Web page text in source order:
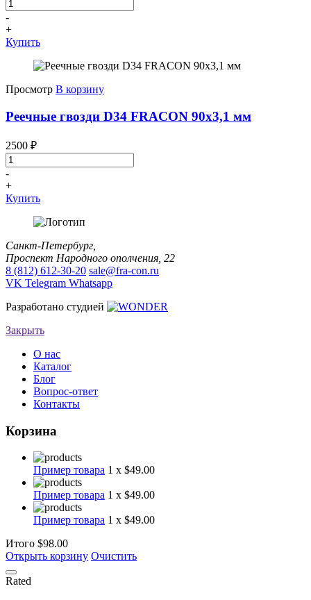
-
+
Купить
Просмотр В корзину
Реечные гвозди D34 FRACON 90x3,1 мм
2500 ₽
-
+
Купить
Санкт-Петербург,
Проспект Народного ополчения, 22
8 (812) 612-30-20 sale@fra-con.ru
VK Telegram Whatsapp
Разработано студией
Закрыть
О нас
Каталог
Блог
Вопрос-ответ
Контакты
Корзина
Пример товара 1 x $49.00
Пример товара 1 x $49.00
Пример товара 1 x $49.00
Итого $98.00
Открыть корзину Очистить
Rated